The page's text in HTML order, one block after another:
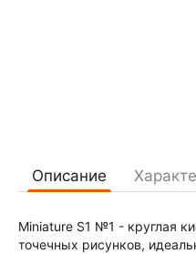
Описание
Miniature S1 №1 - круглая
точечных рисунков,